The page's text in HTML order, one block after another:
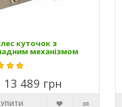
куточок з
механізмом
13 489 грн